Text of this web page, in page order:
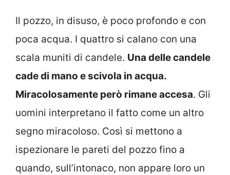
Il pozzo, in disuso, è poco profondo e con
poca acqua. I quattro si calano con una
scala muniti di candele. Una delle candele
cade di mano e scivola in acqua.
Miracolosamente però rimane accesa. Gli
uomini interpretano il fatto come un altro
segno miracoloso. Così si mettono a
ispezionare le pareti del pozzo fino a
quando, sull’intonaco, non appare loro un